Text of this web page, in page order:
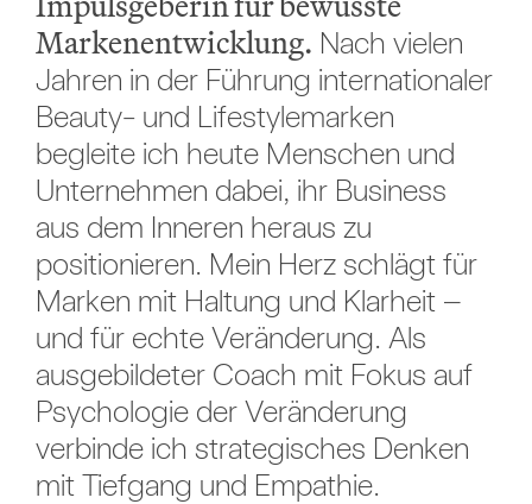
Markenentwicklung. Nach vielen
Jahren in der Führung internationaler
Beauty- und Lifestylemarken
begleite ich heute Menschen und
Unternehmen dabei, ihr Business
aus dem Inneren heraus zu
positionieren. Mein Herz schlägt für
Marken mit Haltung und Klarheit –
und für echte Veränderung. Als
ausgebildeter Coach mit Fokus auf
Psychologie der Veränderung
verbinde ich strategisches Denken
mit Tiefgang und Empathie.